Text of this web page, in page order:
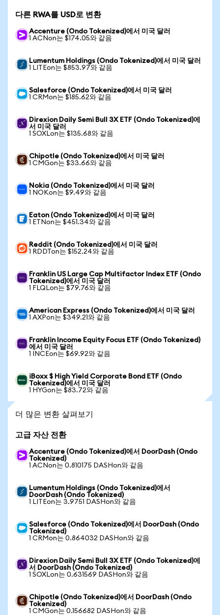
다른 RWA를 USD로 변환
Accenture (Ondo Tokenized)에서 미국 달러
1 ACNon는 $174.05와 같음
Lumentum Holdings (Ondo Tokenized)에서 미국 달러
1 LITEon는 $853.97와 같음
Salesforce (Ondo Tokenized)에서 미국 달러
1 CRMon는 $185.62와 같음
Direxion Daily Semi Bull 3X ETF (Ondo Tokenized)에
서 미국 달러
1 SOXLon는 $135.68와 같음
Chipotle (Ondo Tokenized)에서 미국 달러
1 CMGon는 $33.66와 같음
Nokia (Ondo Tokenized)에서 미국 달러
1 NOKon는 $9.49와 같음
Eaton (Ondo Tokenized)에서 미국 달러
1 ETNon는 $451.34와 같음
Reddit (Ondo Tokenized)에서 미국 달러
1 RDDTon는 $152.24와 같음
Franklin US Large Cap Multifactor Index ETF (Ondo
Tokenized)에서 미국 달러
1 FLQLon는 $79.76와 같음
American Express (Ondo Tokenized)에서 미국 달러
1 AXPon는 $349.21와 같음
Franklin Income Equity Focus ETF (Ondo Tokenized)
에서 미국 달러
1 INCEon는 $69.92와 같음
iBoxx $ High Yield Corporate Bond ETF (Ondo
Tokenized)에서 미국 달러
1 HYGon는 $83.72와 같음
더 많은 변환 살펴보기
고급 자산 전환
Accenture (Ondo Tokenized)에서 DoorDash (Ondo
Tokenized)
1 ACNon는 0.810175 DASHon와 같음
Lumentum Holdings (Ondo Tokenized)에서
DoorDash (Ondo Tokenized)
1 LITEon는 3.9751 DASHon와 같음
Salesforce (Ondo Tokenized)에서 DoorDash (Ondo
Tokenized)
1 CRMon는 0.864032 DASHon와 같음
Direxion Daily Semi Bull 3X ETF (Ondo Tokenized)에
서 DoorDash (Ondo Tokenized)
1 SOXLon는 0.631569 DASHon와 같음
Chipotle (Ondo Tokenized)에서 DoorDash (Ondo
Tokenized)
1 CMGon는 0.156682 DASHon와 같음